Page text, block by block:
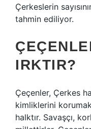
Çerkeslerin
tahmin ediliyor.
IRKTIR?
Çeçenler, Çerkes
kimliklerini
halktır. Savaşçı,